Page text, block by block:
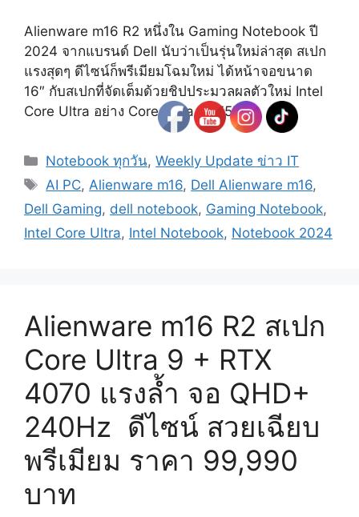
Alienware m16 R2 หนึ่งใน Gaming Notebook ปี
2024 จากแบรนด์ Dell นับว่าเป็นรุ่นใหม่ล่าสุด สเปก
แรงสุดๆ ดีไซน์ก็พรีเมียมโฉมใหม่ ได้หน้าจอขนาด
16″ กับสเปกที่จัดเต็มด้วยชิปประมวลผลตัวใหม่ Intel
Core Ultra อย่าง Core Ultra 7 155H
Categories
Notebook ทุกวัน,Weekly Update ข่าว IT
Tags
AI PC, Alienware m16, Dell Alienware m16,
Dell Gaming, dell notebook, Gaming Notebook,
Intel Core Ultra, Intel Notebook, Notebook 2024
Alienware m16 R2 สเปก
Core Ultra 9 + RTX
4070 แรงล้ำ จอ QHD+
240Hz ดีไซน์ สวยเฉียบ
พรีเมียม ราคา 99,990
บาท